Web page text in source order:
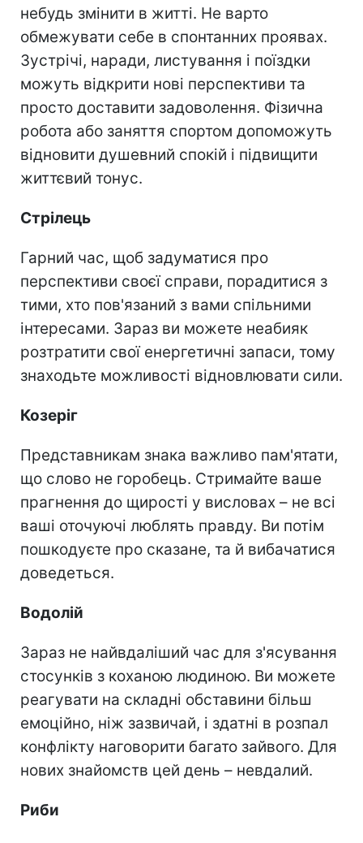
небудь змінити в житті. Не варто
обмежувати себе в спонтанних проявах.
Зустрічі, наради, листування і поїздки
можуть відкрити нові перспективи та
просто доставити задоволення. Фізична
робота або заняття спортом допоможуть
відновити душевний спокій і підвищити
життєвий тонус.
Стрілець
Гарний час, щоб задуматися про
перспективи своєї справи, порадитися з
тими, хто пов'язаний з вами спільними
інтересами. Зараз ви можете неабияк
розтратити свої енергетичні запаси, тому
знаходьте можливості відновлювати сили.
Козеріг
Представникам знака важливо пам'ятати,
що слово не горобець. Стримайте ваше
прагнення до щирості у висловах – не всі
ваші оточуючі люблять правду. Ви потім
пошкодуєте про сказане, та й вибачатися
доведеться.
Водолій
Зараз не найвдаліший час для з'ясування
стосунків з коханою людиною. Ви можете
реагувати на складні обставини більш
емоційно, ніж зазвичай, і здатні в розпал
конфлікту наговорити багато зайвого. Для
нових знайомств цей день – невдалий.
Риби